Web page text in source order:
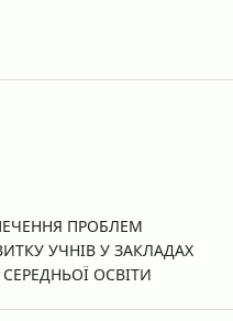
ПРОБЛЕМ
УЧНІВ У ЗАКЛАДАХ
ОСВІТИ